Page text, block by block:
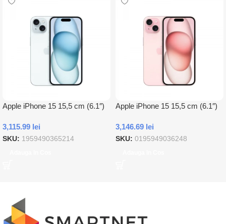
Apple iPhone 15 15,5 cm (6.1″)
128 Giga Bites Albastru
3,115.99 lei
SKU: 1959490365214
Apple iPhone 15 15,5 cm (6.1″)
128 Giga Bites Roz
3,146.69 lei
SKU: 0195949036248